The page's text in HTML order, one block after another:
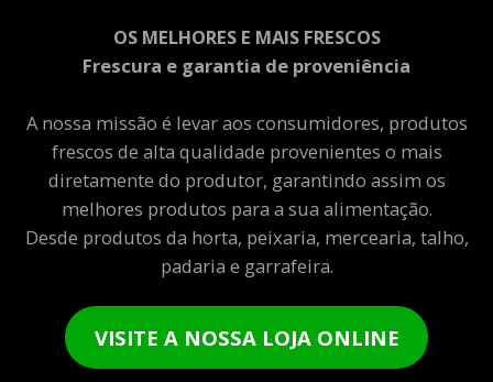
OS MELHORES E MAIS FRESCOS
Frescura e garantia de proveniência
A nossa missão é levar aos consumidores, produtos
frescos de alta qualidade provenientes o mais
diretamente do produtor, garantindo assim os
melhores produtos para a sua alimentação.
Desde produtos da horta, peixaria, mercearia, talho,
padaria e garrafeira.
VISITE A NOSSA LOJA ONLINE